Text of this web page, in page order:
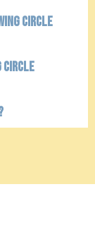
Circle
Circle